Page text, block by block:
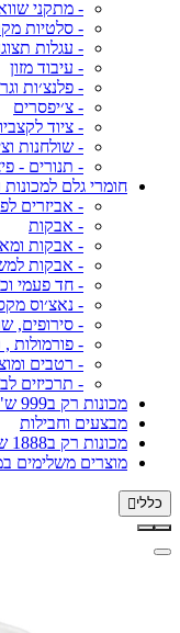
- מתקני
- סלטיות
- עגלות
- עיבוד מזון
- פלנצ׳ות
- צ׳יפסרים
- ציוד
- שולחנות
- תנורים -
חומרי גלם למכונות
- אביזרים
- אבקות
- אבקות
- אבקות
- חד פעמי
- נאצ׳וס
- סירופים,
- פורמולות ,
- רטבים
- תרכיזים
מכונות רק ב999 ש"ח
מבצעים וחבילות
מכונות רק ב1888 ש"ח
מוצרים משלימים
כללי